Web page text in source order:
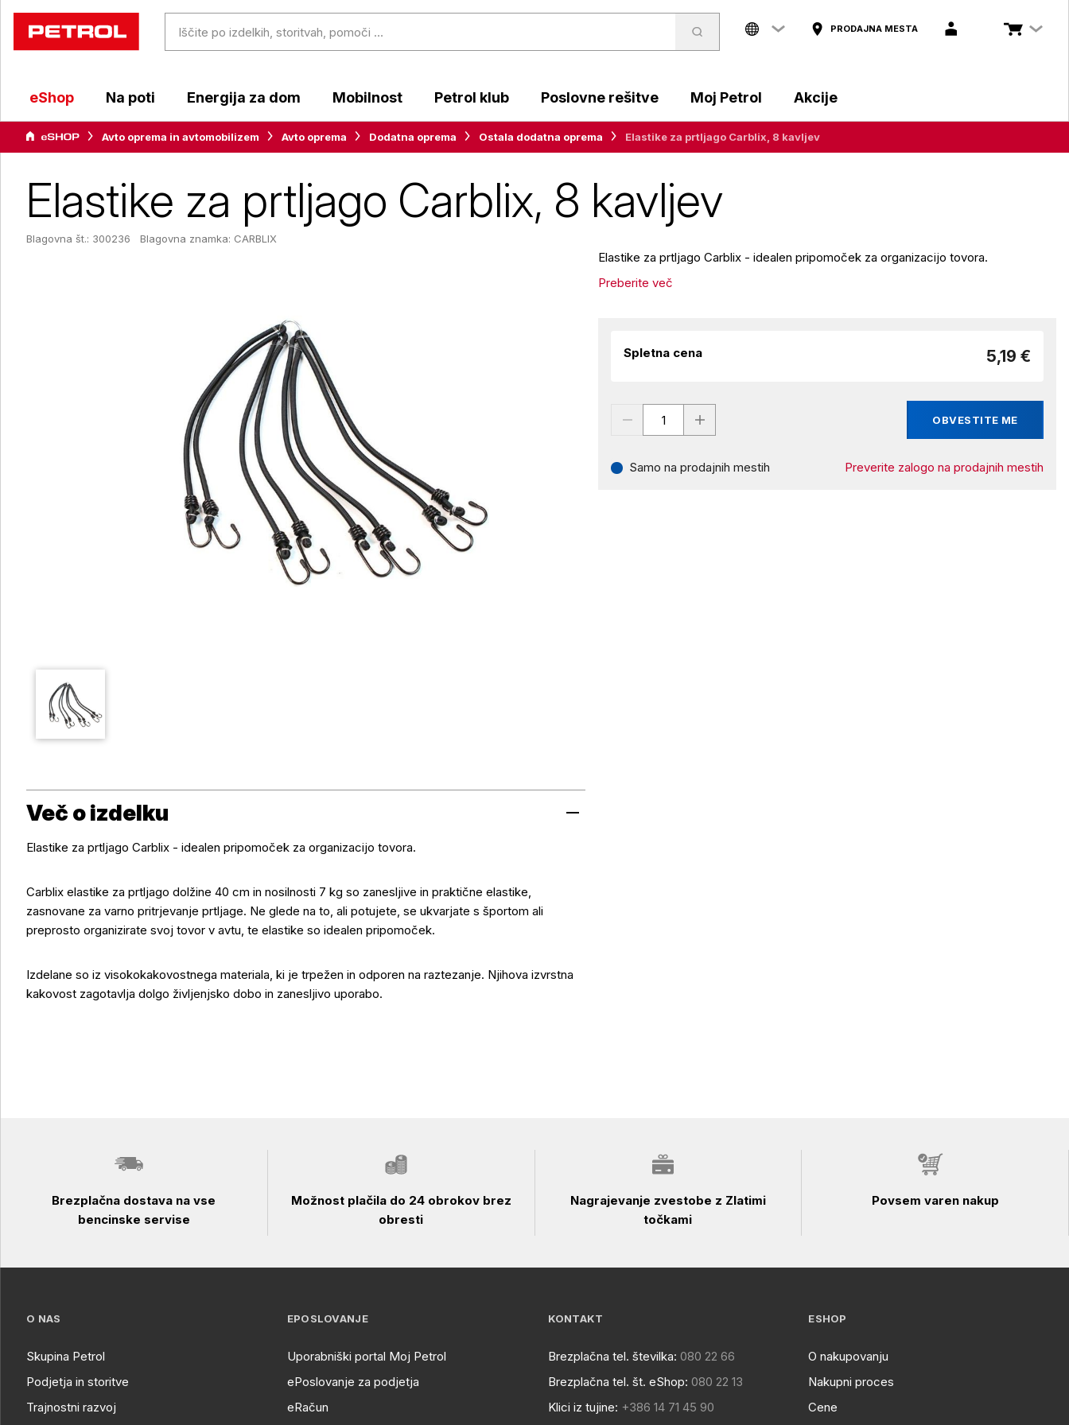
PRODAJNA MESTA
eShop Na poti Energija za dom Mobilnost Petrol klub Poslovne rešitve Moj Petrol Akcije
Avto oprema in avtomobilizem Avto oprema Dodatna oprema Ostala dodatna oprema Elastike za prtljago Carblix, 8 kavljev
Elastike za prtljago Carblix, 8 kavljev
Blagovna št.: 300236 Blagovna znamka: CARBLIX
Elastike za prtljago Carblix - idealen pripomoček za organizacijo tovora.
Preberite več
Spletna cena 5,19 €
OBVESTITE ME
Samo na prodajnih mestih Preverite zalogo na prodajnih mestih
Več o izdelku
Več o izdelku
Elastike za prtljago Carblix - idealen pripomoček za organizacijo tovora.
Carblix elastike za prtljago dolžine 40 cm in nosilnosti 7 kg so zanesljive in praktične elastike,
zasnovane za varno pritrjevanje prtljage. Ne glede na to, ali potujete, se ukvarjate s športom ali
preprosto organizirate svoj tovor v avtu, te elastike so idealen pripomoček.
Izdelane so iz visokokakovostnega materiala, ki je trpežen in odporen na raztezanje. Njihova izvrstna
kakovost zagotavlja dolgo življenjsko dobo in zanesljivo uporabo.
Brezplačna dostava na vse
bencinske servise
Možnost plačila do 24 obrokov brez
obresti
Nagrajevanje zvestobe z Zlatimi
točkami
Povsem varen nakup
O NAS
Skupina Petrol
Podjetja in storitve
Trajnostni razvoj
EPOSLOVANJE
Uporabniški portal Moj Petrol
ePoslovanje za podjetja
eRačun
KONTAKT
Brezplačna tel. številka: 080 22 66
Brezplačna tel. št. eShop: 080 22 13
Klici iz tujine: +386 14 71 45 90
ESHOP
O nakupovanju
Nakupni proces
Cene